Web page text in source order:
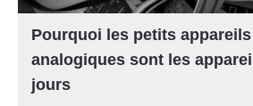
Pourquoi les petits
analogiques sont les
jours